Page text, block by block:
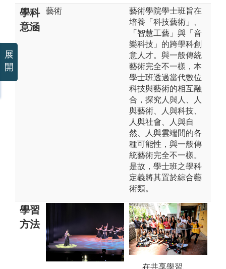
學科
意涵
藝術
藝術學院學士班旨在
培養「科技藝術」、
「智慧工藝」與「音
樂科技」的跨學科創
意人才。與一般傳統
藝術完全不一樣，本
學士班透過當代數位
科技與藝術的相互融
合，探究人與人、人
與藝術、人與科技、
人與社會、人與自
然、人與雲端間的各
種可能性，與一般傳
統藝術完全不一樣。
是故，學士班之學科
定義將其置於綜合藝
術類。
學習
方法
在共享學習、
展
開